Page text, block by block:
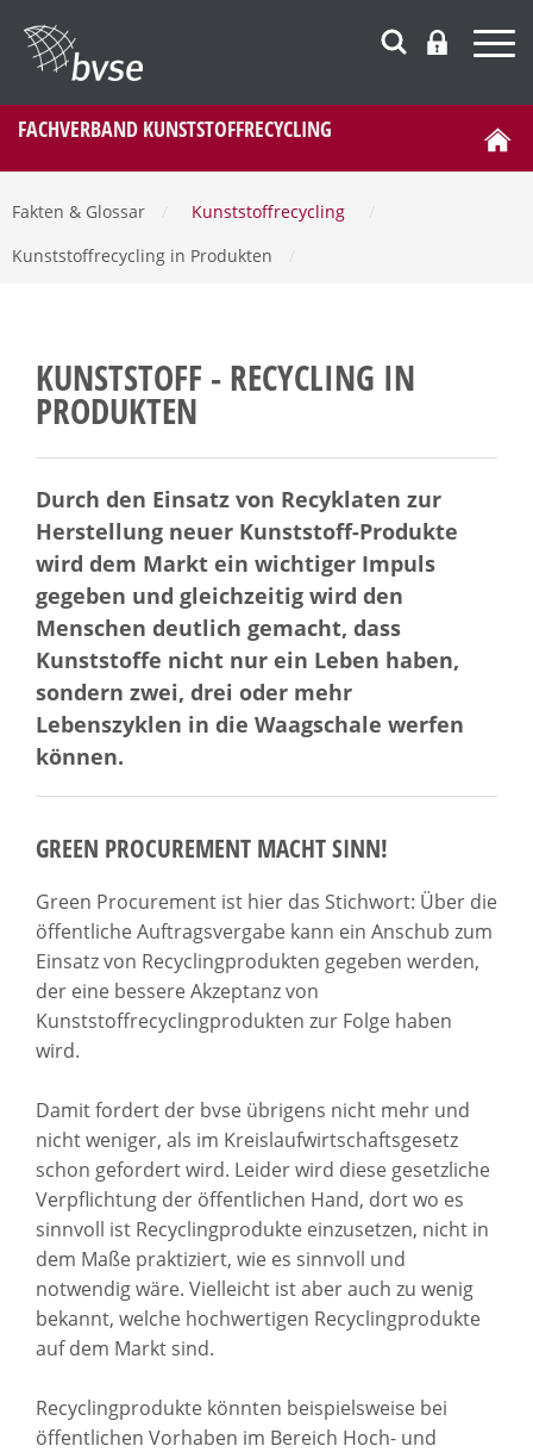
FACHVERBAND KUNSTSTOFFRECYCLING
Fakten & Glossar Kunststoffrecycling
Kunststoffrecycling in Produkten
KUNSTSTOFF - RECYCLING IN
PRODUKTEN
Durch den Einsatz von Recyklaten zur
Herstellung neuer Kunststoff-Produkte
wird dem Markt ein wichtiger Impuls
gegeben und gleichzeitig wird den
Menschen deutlich gemacht, dass
Kunststoffe nicht nur ein Leben haben,
sondern zwei, drei oder mehr
Lebenszyklen in die Waagschale werfen
können.
GREEN PROCUREMENT MACHT SINN!
Green Procurement ist hier das Stichwort: Über die
öffentliche Auftragsvergabe kann ein Anschub zum
Einsatz von Recyclingprodukten gegeben werden,
der eine bessere Akzeptanz von
Kunststoffrecyclingprodukten zur Folge haben
wird.
Damit fordert der bvse übrigens nicht mehr und
nicht weniger, als im Kreislaufwirtschaftsgesetz
schon gefordert wird. Leider wird diese gesetzliche
Verpflichtung der öffentlichen Hand, dort wo es
sinnvoll ist Recyclingprodukte einzusetzen, nicht in
dem Maße praktiziert, wie es sinnvoll und
notwendig wäre. Vielleicht ist aber auch zu wenig
bekannt, welche hochwertigen Recyclingprodukte
auf dem Markt sind.
Recyclingprodukte könnten beispielsweise bei
öffentlichen Vorhaben im Bereich Hoch- und